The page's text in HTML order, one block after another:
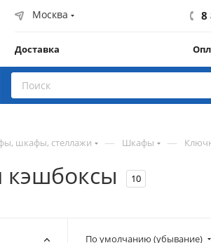
Москва 8
Доставка
шкафы, стеллажи — Шкафы —
10
По умолчанию (убывание)